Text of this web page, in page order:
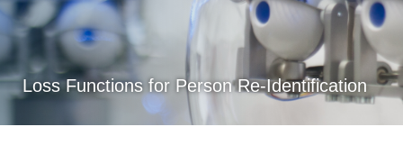
Loss Functions for Person Re-Identification